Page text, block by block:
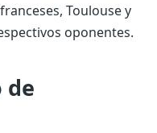
Toulouse y
oponentes.
de